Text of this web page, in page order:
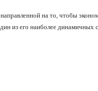
на то, чтобы
из его наиболее динамичных